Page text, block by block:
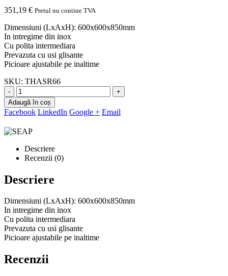
351,19 € Pretul nu contine TVA
Dimensiuni (LxAxH): 600x600x850mm
In intregime din inox
Cu polita intermediara
Prevazuta cu usi glisante
Picioare ajustabile pe inaltime
SKU: THASR66
-
+
Adaugă în coș
Facebook LinkedIn Google + Email
Descriere
Recenzii (0)
Descriere
Dimensiuni (LxAxH): 600x600x850mm
In intregime din inox
Cu polita intermediara
Prevazuta cu usi glisante
Picioare ajustabile pe inaltime
Recenzii